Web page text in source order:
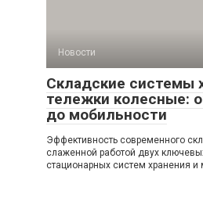
Новости
Складские системы
тележки колесные:
до мобильности
Эффективность современного
слаженной работой двух
стационарных систем хранения и